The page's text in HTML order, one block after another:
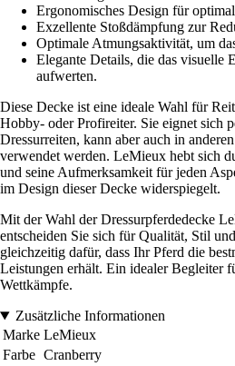
Ergonomisches Design für
Exzellente Stoßdämpfung zur
Optimale Atmungsaktivität, um
Elegante Details, die das visuelle
aufwerten.
Diese Decke ist eine ideale Wahl für
Hobby- oder Profireiter. Sie eignet sich
Dressurreiten, kann aber auch in
verwendet werden. LeMieux hebt sich
und seine Aufmerksamkeit für jeden
im Design dieser Decke widerspiegelt.
Mit der Wahl der Dressurpferdedecke
entscheiden Sie sich für Qualität, Stil
gleichzeitig dafür, dass Ihr Pferd die
Leistungen erhält. Ein idealer Begleiter
Wettkämpfe.
Zusätzliche Informationen
Marke LeMieux
Farbe Cranberry